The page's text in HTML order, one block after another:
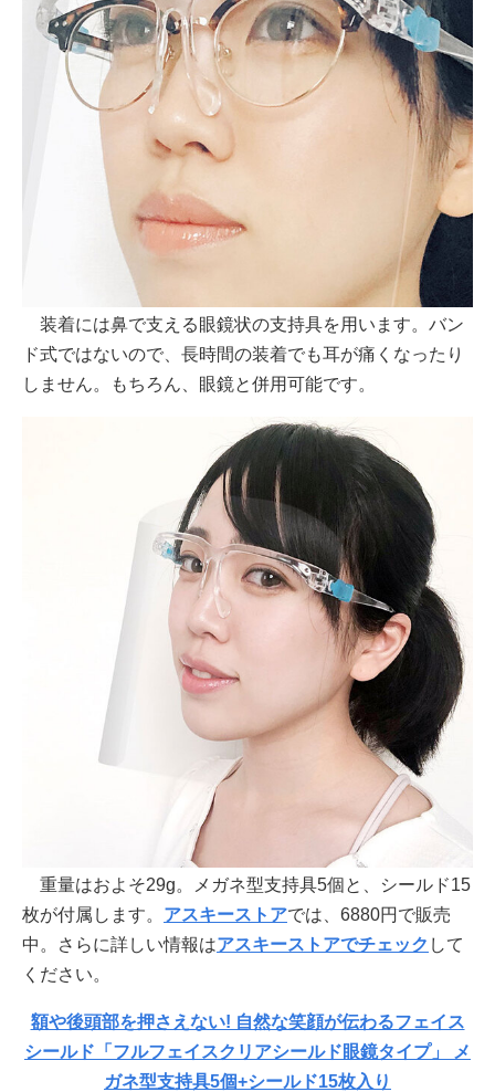
装着には鼻で支える眼鏡状の支持具を用います。バン
ド式ではないので、長時間の装着でも耳が痛くなったり
しません。もちろん、眼鏡と併用可能です。
重量はおよそ29g。メガネ型支持具5個と、シールド15
枚が付属します。 アスキーストアでは、6880円で販売
中。さらに詳しい情報はアスキーストアでチェック して
ください。
額や後頭部を押さえない! 自然な笑顔が伝わるフェイス
シールド「フルフェイスクリアシールド眼鏡タイプ」 メ
ガネ型支持具5個+シールド15枚入り